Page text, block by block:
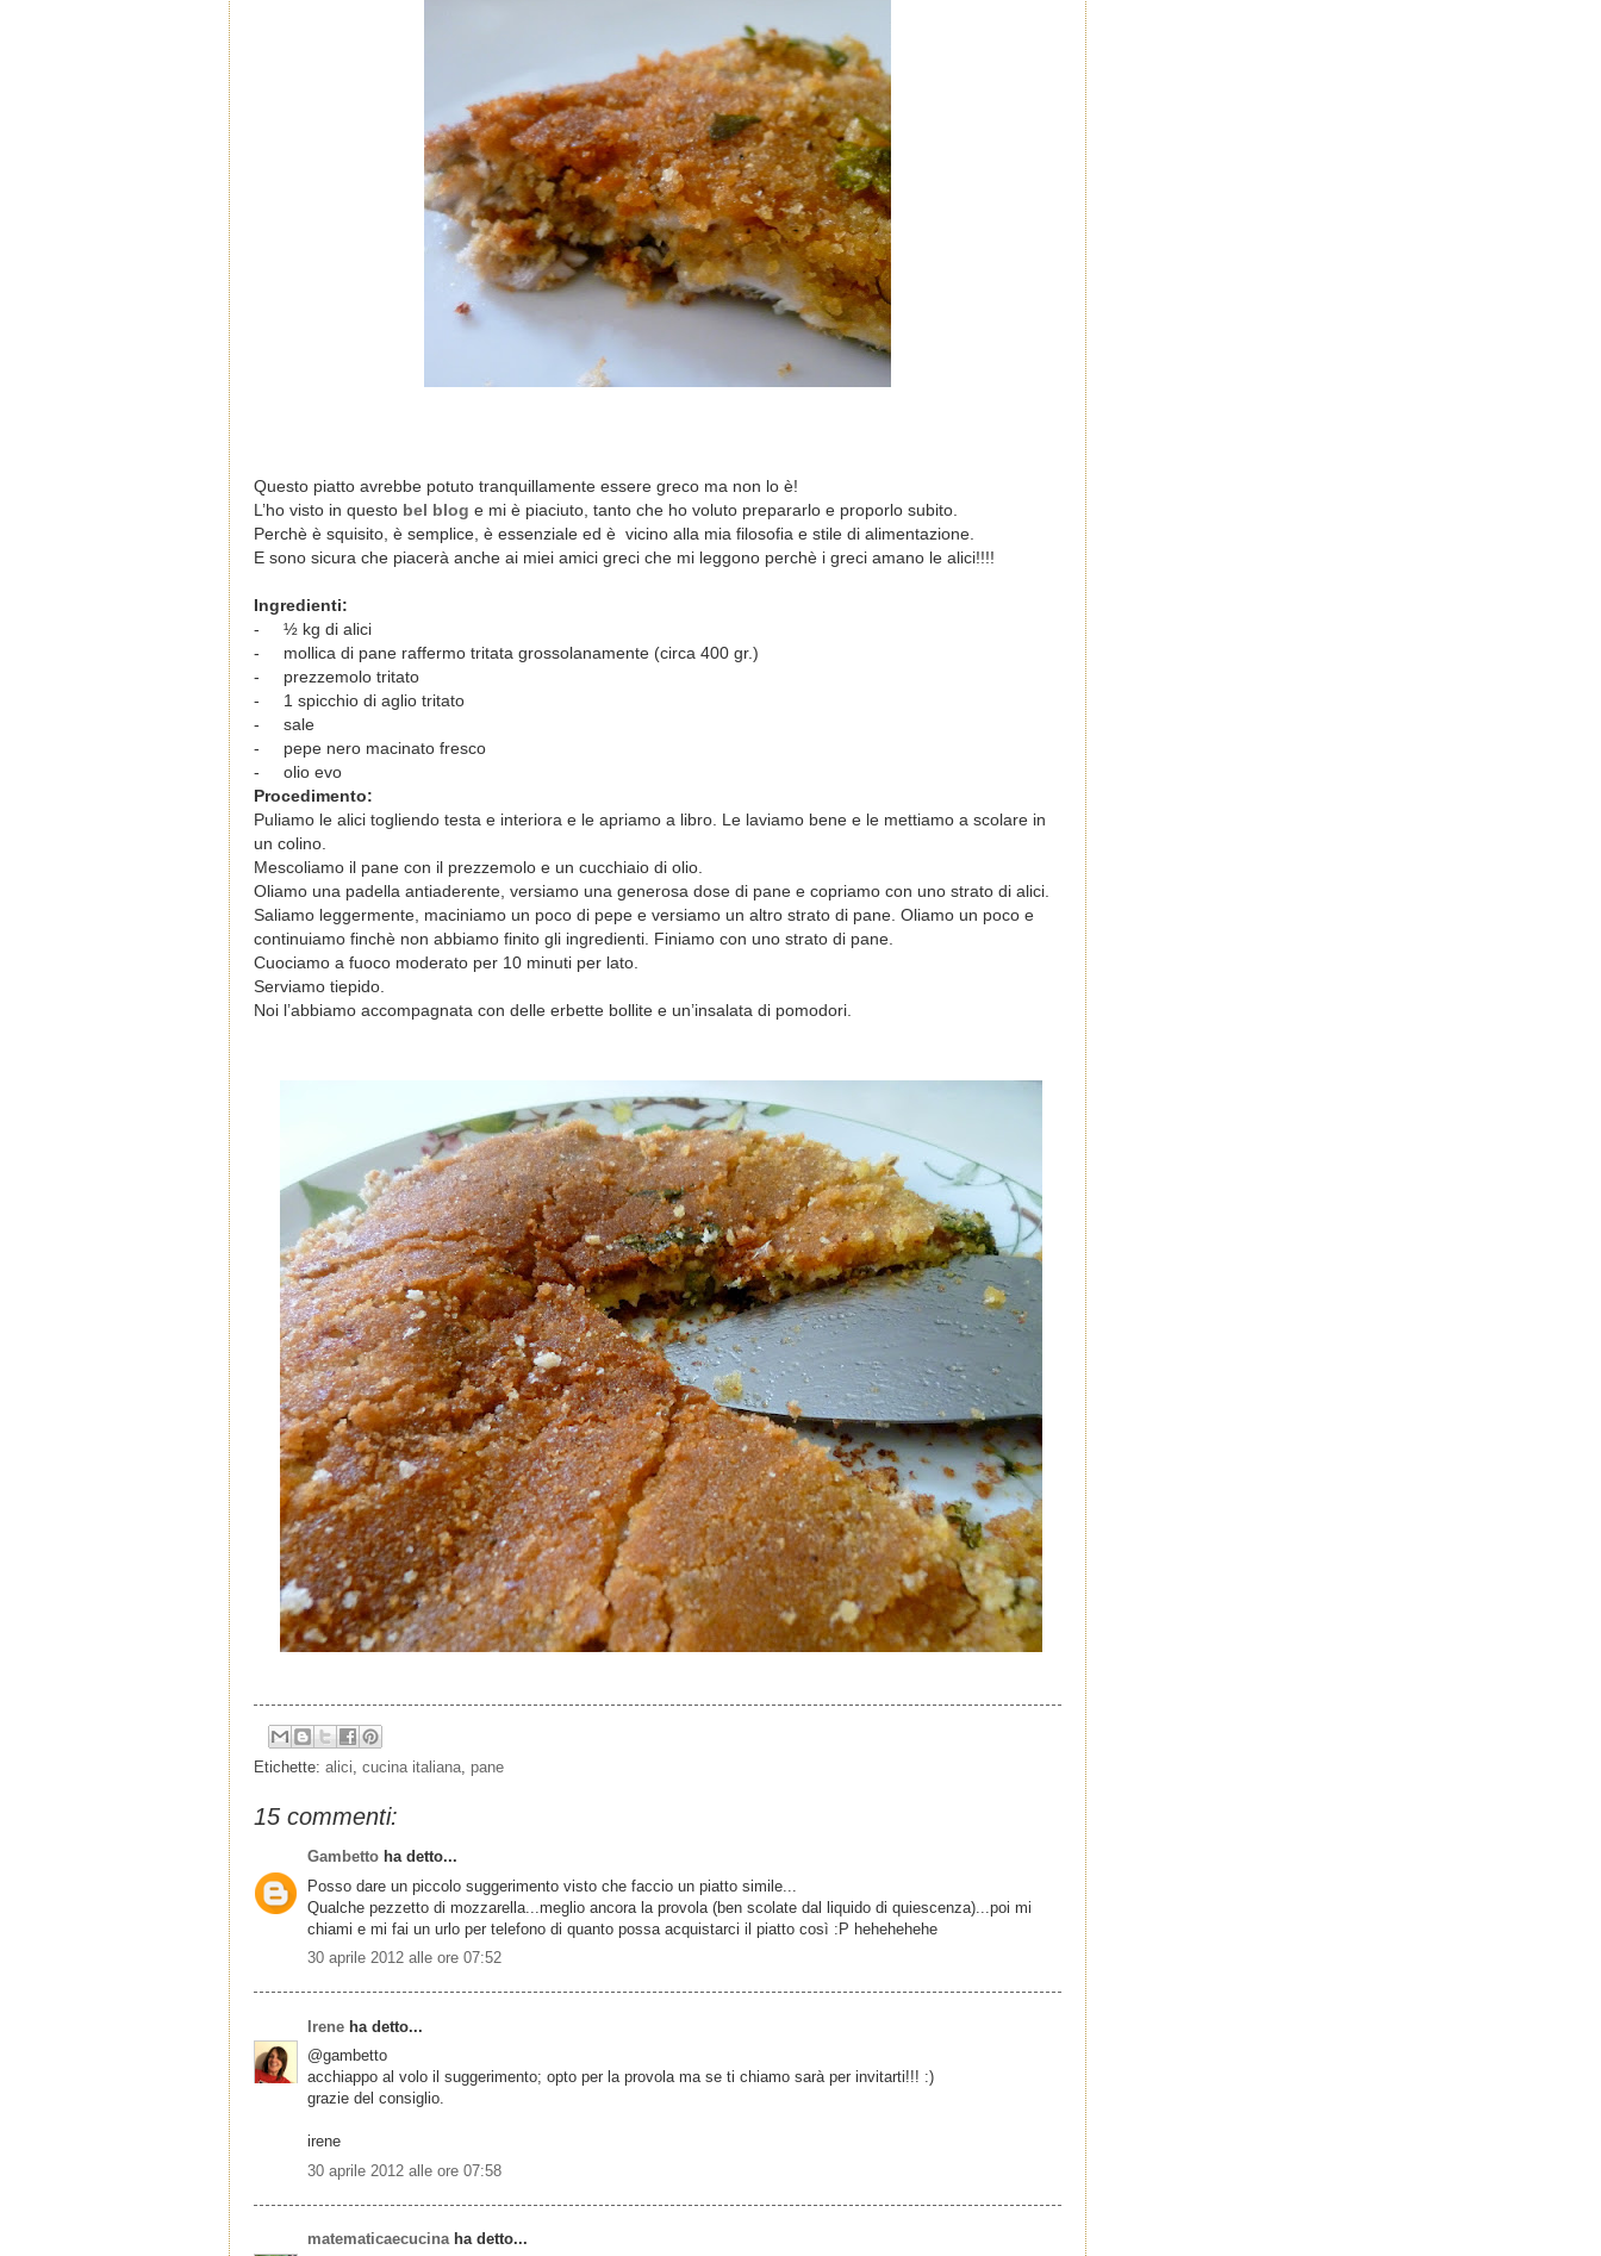
Questo piatto avrebbe potuto tranquillamente essere greco ma non lo è!
L’ho visto in questo bel blog e mi è piaciuto, tanto che ho voluto prepararlo e proporlo subito.
Perchè è squisito, è semplice, è essenziale ed è vicino alla mia filosofia e stile di alimentazione.
E sono sicura che piacerà anche ai miei amici greci che mi leggono perchè i greci amano le alici!!!!
Ingredienti:
-
½ kg di alici
-
mollica di pane raffermo tritata grossolanamente (circa 400 gr.)
-
prezzemolo tritato
- 1 spicchio di aglio tritato
-
sale
-
pepe nero macinato fresco
-
olio evo
Procedimento:
Puliamo le alici togliendo testa e interiora e le apriamo a libro. Le laviamo bene e le mettiamo a scolare in
un colino.
Mescoliamo il pane con il prezzemolo e un cucchiaio di olio.
Oliamo una padella antiaderente, versiamo una generosa dose di pane e copriamo con uno strato di alici.
Saliamo leggermente, maciniamo un poco di pepe e versiamo un altro strato di pane. Oliamo un poco e
continuiamo finchè non abbiamo finito gli ingredienti. Finiamo con uno strato di pane.
Cuociamo a fuoco moderato per 10 minuti per lato.
Serviamo tiepido.
Noi l’abbiamo accompagnata con delle erbette bollite e un’insalata di pomodori.
Etichette: alici, cucina italiana, pane
15 commenti:
Gambetto ha detto...
Posso dare un piccolo suggerimento visto che faccio un piatto simile...
Qualche pezzetto di mozzarella...meglio ancora la provola (ben scolate dal liquido di quiescenza)...poi mi
chiami e mi fai un urlo per telefono di quanto possa acquistarci il piatto così :P hehehehehe
30 aprile 2012 alle ore 07:52
Irene ha detto...
@gambetto
acchiappo al volo il suggerimento; opto per la provola ma se ti chiamo sarà per invitarti!!! :)
grazie del consiglio.
irene
30 aprile 2012 alle ore 07:58
matematicaecucinaha detto...